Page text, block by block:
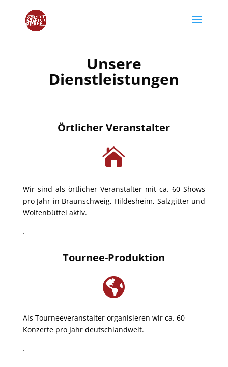
Unsere
Dienstleistungen
Örtlicher Veranstalter

Wir sind als örtlicher Veranstalter mit ca. 60 Shows
pro Jahr in Braunschweig, Hildesheim, Salzgitter und
Wolfenbüttel aktiv.
.
Tournee-Produktion

Als Tourneeveranstalter organisieren wir ca. 60
Konzerte pro Jahr deutschlandweit.
.